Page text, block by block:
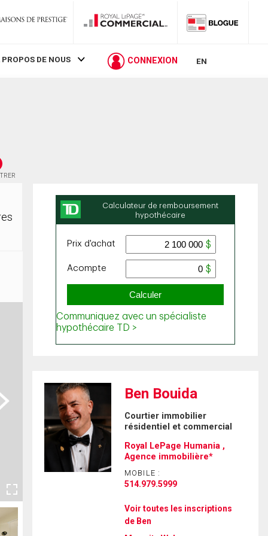
PROPOS DE NOUS CONNEXION EN
Ben Bouida
Courtier immobilier
résidentiel et commercial
Royal LePage Humania ,
Agence immobilière*
MOBILE :
514.979.5999
Voir toutes les inscriptions
de Ben